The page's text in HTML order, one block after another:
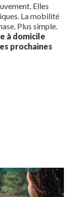
Elles
La mobilité
Plus simple.
à domicile
prochaines